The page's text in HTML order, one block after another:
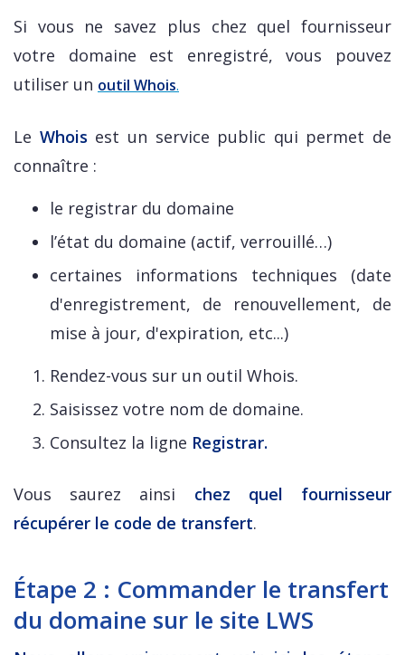
Si vous ne savez plus chez quel fournisseur
votre domaine est enregistré, vous pouvez
utiliser un outil Whois.
Le Whois est un service public qui permet de
connaître :
le registrar du domaine
l’état du domaine (actif, verrouillé…)
certaines informations techniques (date
d'enregistrement, de renouvellement, de
mise à jour, d'expiration, etc...)
Rendez-vous sur un outil Whois.
Saisissez votre nom de domaine.
Consultez la ligne Registrar.
Vous saurez ainsi chez quel fournisseur
récupérer le code de transfert.
Étape 2 : Commander le transfert
du domaine sur le site LWS